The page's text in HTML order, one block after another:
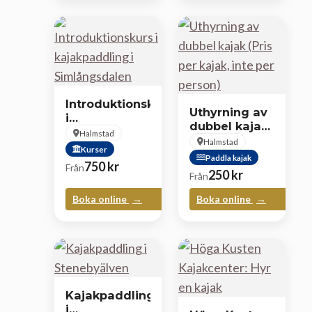
Introduktionskurs
i
kajakpaddling
i
Simlångsdalen
Halmstad
Kurser
Från750kr
Boka online
Uthyrning av
dubbel kajak
(Pris per
kajak, inte
per person)
Halmstad
Paddla kajak
Från250kr
Boka online
Kajakpaddling
i